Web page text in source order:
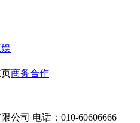
商务合作
公司 电话：010-60606666